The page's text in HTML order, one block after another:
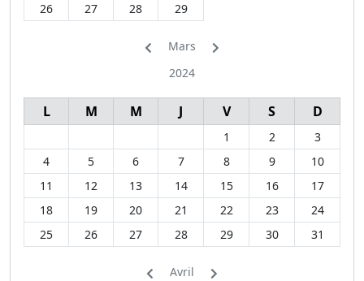
26
27 28 29
Mars
2024
L M M J V S D
1 2
3
4
5 6 7 8 9
10
11
12 13 14 15 16
17
18
19 20 21 22 23
24
25
26 27 28 29 30 31
Avril